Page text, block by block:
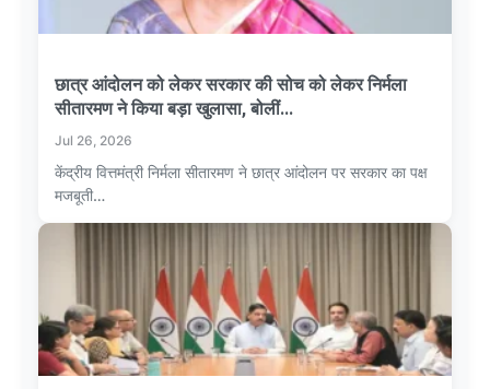
छात्र आंदोलन को लेकर सरकार की सोच को लेकर निर्मला
सीतारमण ने किया बड़ा खुलासा, बोलीं...
Jul 26, 2026
केंद्रीय वित्तमंत्री निर्मला सीतारमण ने छात्र आंदोलन पर सरकार का पक्ष
मजबूती…